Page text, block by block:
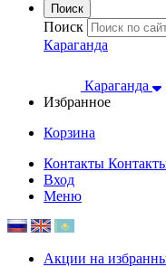
Поиск
Поиск
Караганда
Караганда
Избранное
Корзина
Контакты
Вход
Меню
Акции на